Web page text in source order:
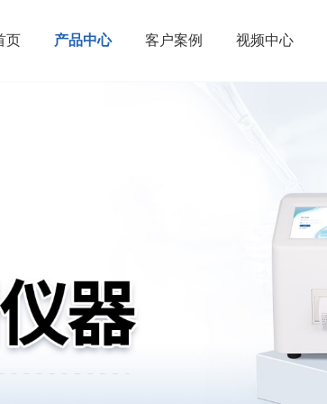
页 产品中心 客户案例 视频中心